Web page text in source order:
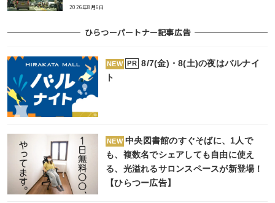
2026年8月6日
ひらつーパートナー記事広告
NEW PR
8/7(金)・8(土)の夜はバルナイ
ト
NEW 中央図書館のすぐそばに、1人で
も、複数名でシェアしても自由に使え
る、光溢れるサロンスペースが新登場！
【ひらつー広告】